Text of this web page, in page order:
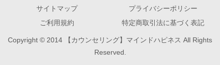
サイトマップ
プライバシーポリシー
ご利用規約
特定商取引法に基づく表記
Copyright © 2014 【カウンセリング】マインドハピネス All Rights
Reserved.